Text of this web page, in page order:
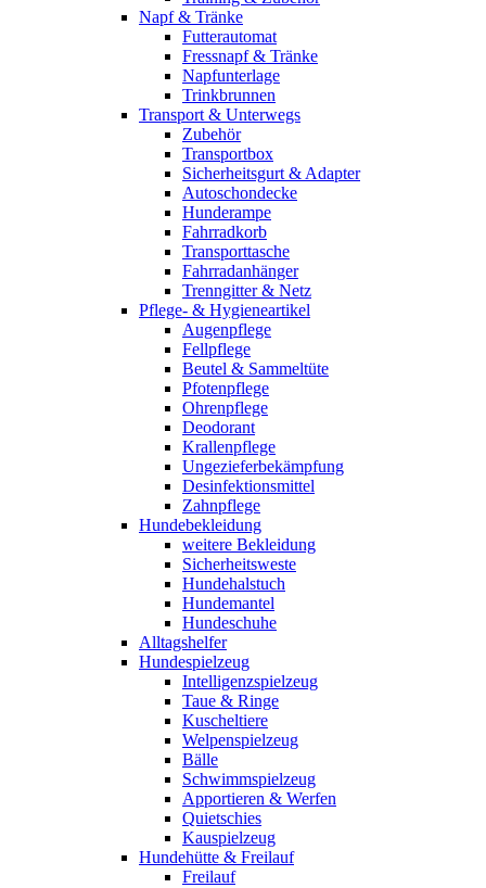
Napf & Tränke
Futterautomat
Fressnapf & Tränke
Napfunterlage
Trinkbrunnen
Transport & Unterwegs
Zubehör
Transportbox
Sicherheitsgurt & Adapter
Autoschondecke
Hunderampe
Fahrradkorb
Transporttasche
Fahrradanhänger
Trenngitter & Netz
Pflege- & Hygieneartikel
Augenpflege
Fellpflege
Beutel & Sammeltüte
Pfotenpflege
Ohrenpflege
Deodorant
Krallenpflege
Ungezieferbekämpfung
Desinfektionsmittel
Zahnpflege
Hundebekleidung
weitere Bekleidung
Sicherheitsweste
Hundehalstuch
Hundemantel
Hundeschuhe
Alltagshelfer
Hundespielzeug
Intelligenzspielzeug
Taue & Ringe
Kuscheltiere
Welpenspielzeug
Bälle
Schwimmspielzeug
Apportieren & Werfen
Quietschies
Kauspielzeug
Hundehütte & Freilauf
Freilauf